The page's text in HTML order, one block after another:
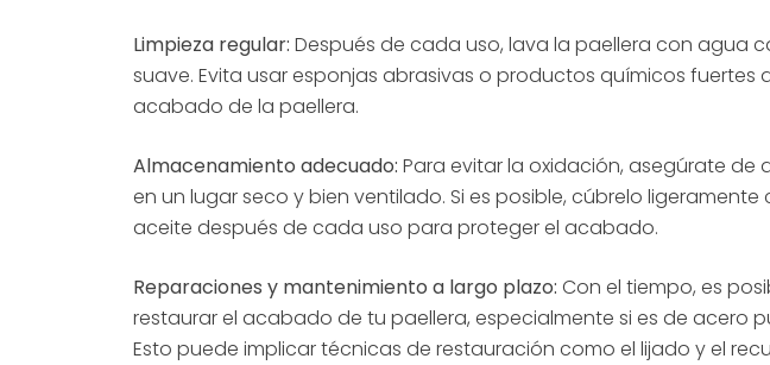
Limpieza regular: Después de cada uso, lava la paellera con agua
suave. Evita usar esponjas abrasivas o productos químicos fuertes
acabado de la paellera.
Almacenamiento adecuado: Para evitar la oxidación, asegúrate de
en un lugar seco y bien ventilado. Si es posible, cúbrelo
aceite después de cada uso para proteger el acabado.
Reparaciones y mantenimiento a largo plazo: Con el tiempo, es
restaurar el acabado de tu paellera, especialmente si es de acero
Esto puede implicar técnicas de restauración como el lijado y el